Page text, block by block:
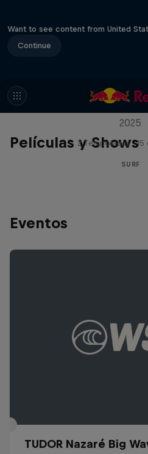
Want to see content from United
Continue
Películas y Shows
Inside Pro
2025
2 Temporadas ·
SURF
Eventos
TUDOR Nazaré Big